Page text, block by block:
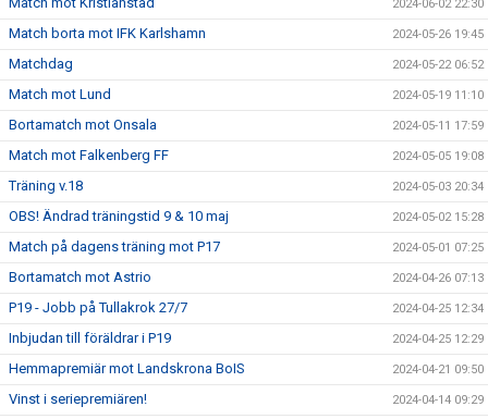
2024-06-02 22:30
Match borta mot IFK Karlshamn 2024-05-26 19:45
Matchdag 2024-05-22 06:52
Match mot Lund 2024-05-19 11:10
Bortamatch mot Onsala 2024-05-11 17:59
Match mot Falkenberg FF 2024-05-05 19:08
Träning v.18 2024-05-03 20:34
OBS! Ändrad träningstid 9 & 10 maj 2024-05-02 15:28
Match på dagens träning mot P17 2024-05-01 07:25
Bortamatch mot Astrio 2024-04-26 07:13
P19 - Jobb på Tullakrok 27/7 2024-04-25 12:34
Inbjudan till föräldrar i P19 2024-04-25 12:29
Hemmapremiär mot Landskrona BoIS 2024-04-21 09:50
Vinst i seriepremiären! 2024-04-14 09:29